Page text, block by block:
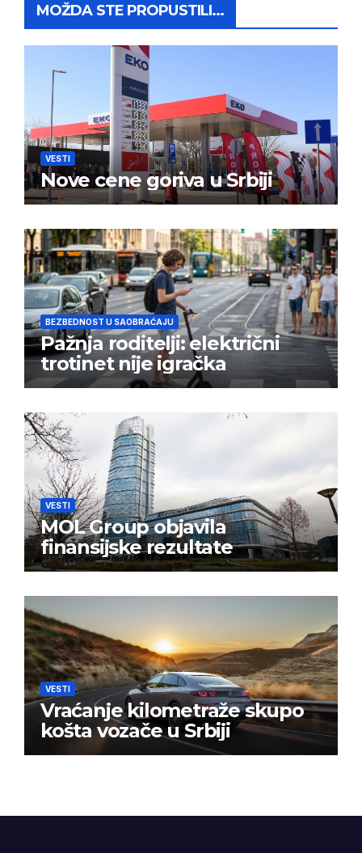
MOŽDA STE PROPUSTILI...
VESTI
Nove cene goriva u Srbiji
BEZBEDNOST U SAOBRAĆAJU
Pažnja roditelji: električni
trotinet nije igračka
VESTI
MOL Group objavila
finansijske rezultate
VESTI
Vraćanje kilometraže skupo
košta vozače u Srbiji